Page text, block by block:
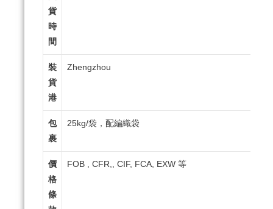
貨
時
間
裝
貨
港
Zhengzhou
包
裹
25kg/袋，配編織袋
價
格
條
FOB , CFR,, CIF, FCA, EXW 等